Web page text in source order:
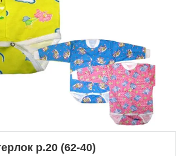
р.20 (62-40)